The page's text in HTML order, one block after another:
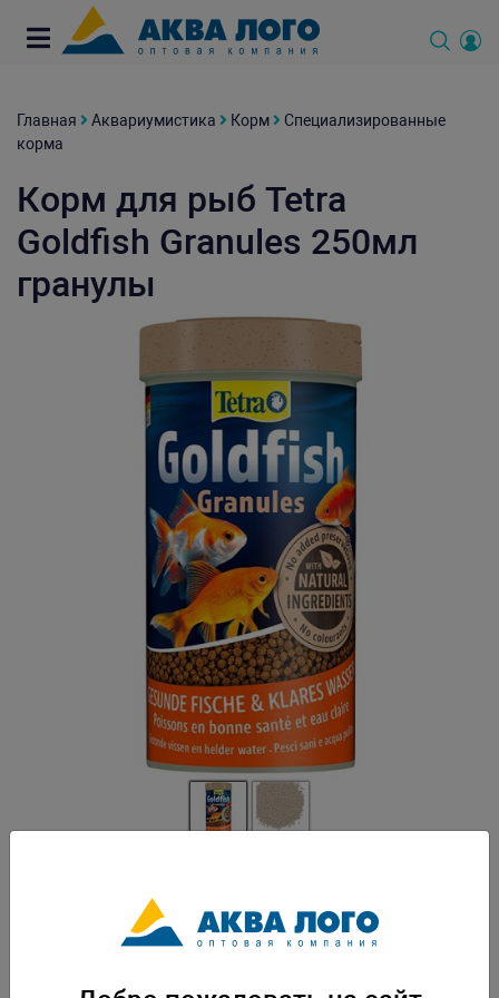
Главная Аквариумистика Корм
Специализированные
корма
Корм для рыб Tetra
Goldfish Granules 250мл
гранулы
Корм разработанный на основе новой формулы BioActive для всех
видов золотых рыбок. -палочки долго остаются плавать на
обеспечивает богатство естественной краски и усиливает